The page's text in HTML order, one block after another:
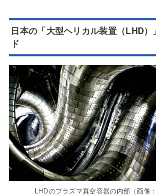
日本の「大型ヘリカル装置（LHD）
ド
LHDのプラズマ真空容器の内部（画像